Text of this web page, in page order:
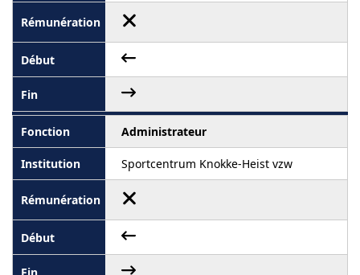
Administrateur
Sportcentrum Knokke-Heist vzw